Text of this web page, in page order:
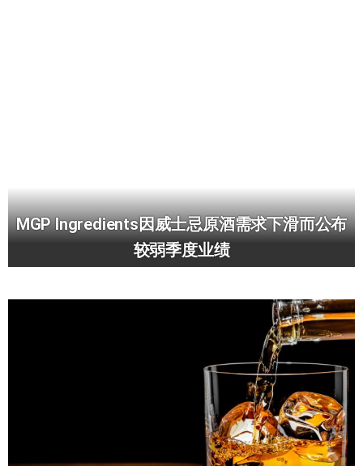
MGP Ingredients因威士忌原酒需求下滑而公布
较弱季度业绩